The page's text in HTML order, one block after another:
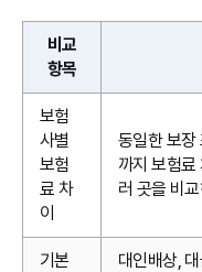
비교
항목
보험
사별
보험
료 차
이
동일한 보장
까지 보험료
러 곳을 비
기본
대인배상,